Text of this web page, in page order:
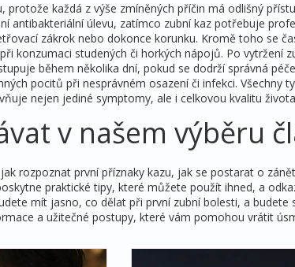
protože každá z výše zmíněných příčin má odlišný
antibakteriální úlevu, zatímco zubní kaz potřebuje
zákrok nebo dokonce korunku. Kromě toho se
konzumaci studených či horkých nápojů. Po vytržení
během několika dní, pokud se dodrží správná
pocitů při nesprávném osazení či infekci. Všechny
nejen jediné symptomy, ale i celkovou kvalitu
v našem výběru
rozpoznat první příznaky kazu, jak se postarat o
praktické tipy, které můžete použít ihned, a
mít jasno, co dělat při první zubní bolesti, a budete
a užitečné postupy, které vám pomohou vrátit